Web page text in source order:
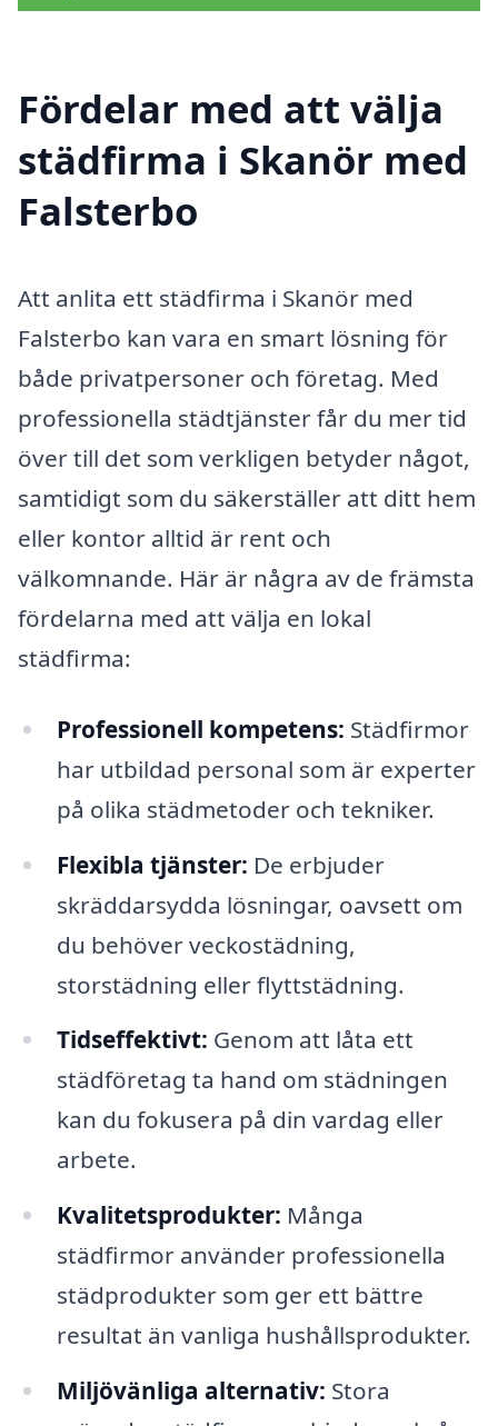
Fördelar med att välja
städfirma i Skanör med
Falsterbo
Att anlita ett städfirma i Skanör med
Falsterbo kan vara en smart lösning för
både privatpersoner och företag. Med
professionella städtjänster får du mer tid
över till det som verkligen betyder något,
samtidigt som du säkerställer att ditt hem
eller kontor alltid är rent och
välkomnande. Här är några av de främsta
fördelarna med att välja en lokal
städfirma:
Professionell kompetens: Städfirmor
har utbildad personal som är experter
på olika städmetoder och tekniker.
Flexibla tjänster: De erbjuder
skräddarsydda lösningar, oavsett om
du behöver veckostädning,
storstädning eller flyttstädning.
Tidseffektivt: Genom att låta ett
städföretag ta hand om städningen
kan du fokusera på din vardag eller
arbete.
Kvalitetsprodukter: Många
städfirmor använder professionella
städprodukter som ger ett bättre
resultat än vanliga hushållsprodukter.
Miljövänliga alternativ: Stora